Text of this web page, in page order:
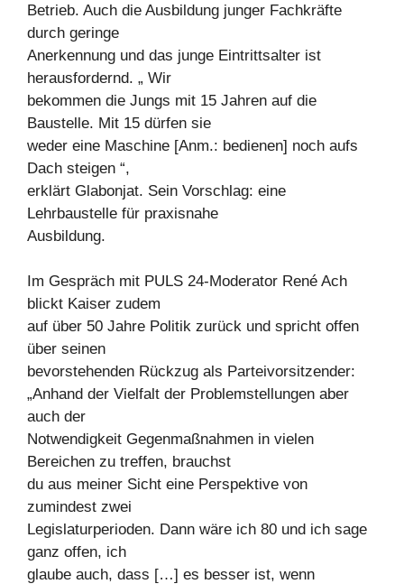
Betrieb. Auch die Ausbildung junger Fachkräfte
durch geringe
Anerkennung und das junge Eintrittsalter ist
herausfordernd. „ Wir
bekommen die Jungs mit 15 Jahren auf die
Baustelle. Mit 15 dürfen sie
weder eine Maschine [Anm.: bedienen] noch aufs
Dach steigen “,
erklärt Glabonjat. Sein Vorschlag: eine
Lehrbaustelle für praxisnahe
Ausbildung.
Im Gespräch mit PULS 24-Moderator René Ach
blickt Kaiser zudem
auf über 50 Jahre Politik zurück und spricht offen
über seinen
bevorstehenden Rückzug als Parteivorsitzender:
„Anhand der Vielfalt der Problemstellungen aber
auch der
Notwendigkeit Gegenmaßnahmen in vielen
Bereichen zu treffen, brauchst
du aus meiner Sicht eine Perspektive von
zumindest zwei
Legislaturperioden. Dann wäre ich 80 und ich sage
ganz offen, ich
glaube auch, dass […] es besser ist, wenn